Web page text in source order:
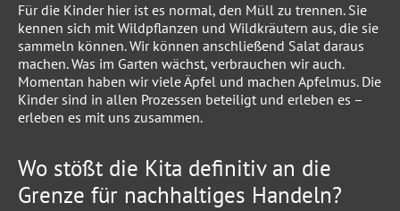
Für die Kinder hier ist es normal, den Müll zu trennen. Sie
kennen sich mit Wildpflanzen und Wildkräutern aus, die sie
sammeln können. Wir können anschließend Salat daraus
machen. Was im Garten wächst, verbrauchen wir auch.
Momentan haben wir viele Äpfel und machen Apfelmus. Die
Kinder sind in allen Prozessen beteiligt und erleben es –
erleben es mit uns zusammen.
Wo stößt die Kita definitiv an die
Grenze für nachhaltiges Handeln?